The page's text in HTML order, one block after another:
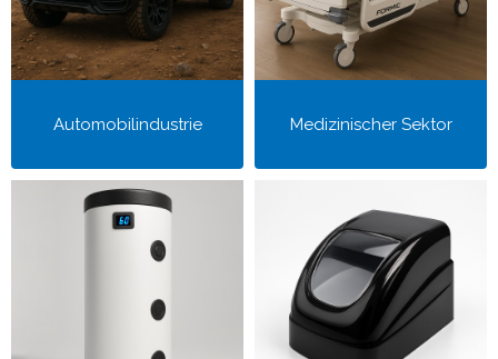
Automobilindustrie Medizinischer Sektor